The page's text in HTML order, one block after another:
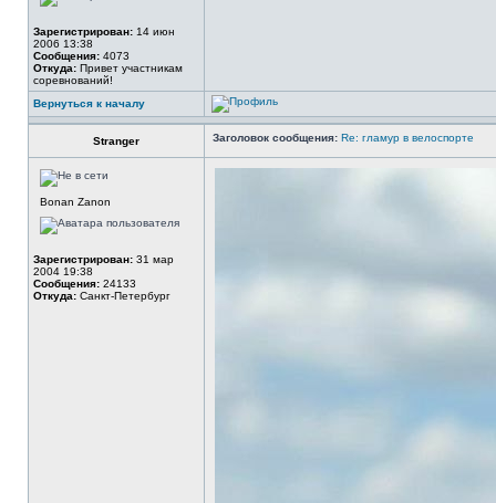
Зарегистрирован: 14 июн
2006 13:38
Сообщения: 4073
Откуда: Привет участникам
соревнований!
Вернуться к началу
Stranger Заголовок сообщения: Re: гламур в велоспорте
Bonan Zanon
Зарегистрирован: 31 мар
2004 19:38
Сообщения: 24133
Откуда: Санкт-Петербург